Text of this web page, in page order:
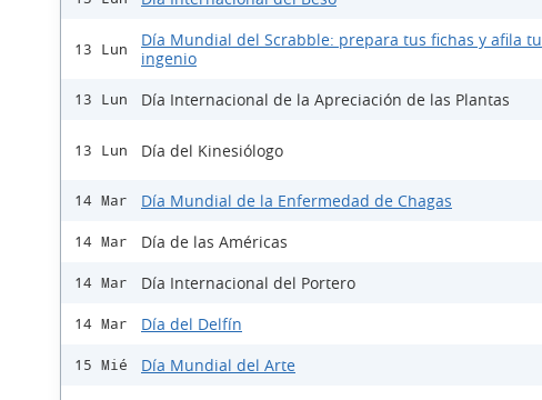
13 Lun
Día Mundial del Scrabble: prepara tus fichas y afila tu
ingenio
13 Lun Día Internacional de la Apreciación de las Plantas
13 Lun Día del Kinesiólogo
14 Mar Día Mundial de la Enfermedad de Chagas
14 Mar Día de las Américas
14 Mar Día Internacional del Portero
14 Mar Día del Delfín
15 Mié Día Mundial del Arte